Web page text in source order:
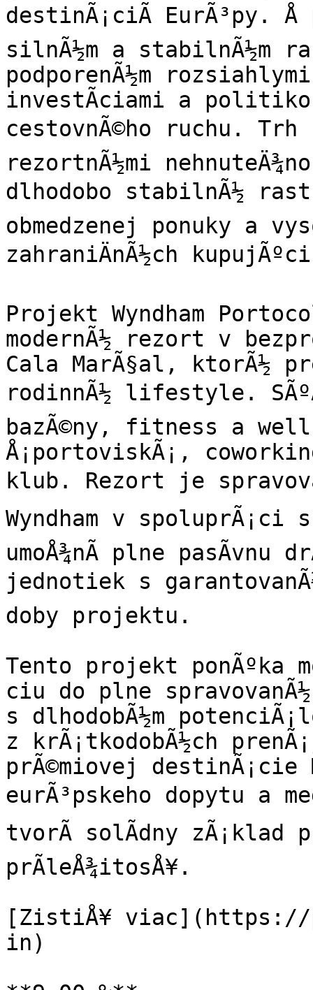
destinÃ¡ciÃ­ EurÃ³py. Å
silnÃ½m a stabilnÃ½m
podporenÃ½m
investÃ­ciami a
cestovnÃ©ho ruchu. Trh
rezortnÃ½mi
dlhodobo stabilnÃ½ rast
obmedzenej ponuky a
zahraniÄnÃ½ch
Projekt Wyndham
modernÃ½ rezort v
Cala MarÃ§al, ktorÃ½
rodinnÃ½ lifestyle.
bazÃ©ny, fitness a
Å¡portoviskÃ¡,
klub. Rezort je
Wyndham v spoluprÃ¡ci
umoÅ¾nÃ­ plne pasÃ­vnu
jednotiek s
doby projektu.
Tento projekt ponÃºka
ciu do plne
s dlhodobÃ½m
z krÃ¡tkodobÃ½ch
prÃ©miovej
eurÃ³pskeho dopytu a
tvorÃ­ solÃ­dny zÃ¡klad
prÃ­leÅ¾itosÅ¥.
[ZistiÅ¥ viac](https://
in)